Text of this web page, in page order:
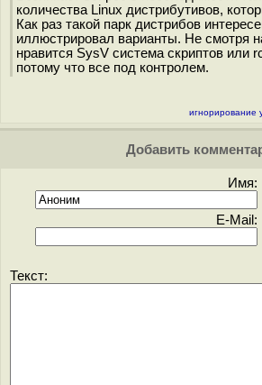
количества Linux дистрибутивов,
Как раз такой парк дистрибов
иллюстрировал варианты. Не смотря
нравится SysV система скриптов или
потому что все под контролем.
игнорирование
Добавить
Имя:
E-Mail:
Текст: